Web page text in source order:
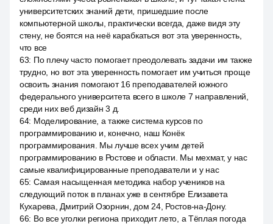
университетских знаний дети, пришедшие после
компьютерной школы, практически всегда, даже видя эту
стену, не боятся на неё карабкаться вот эта уверенность,
что все
63: По плечу часто помогает преодолевать задачи им также
трудно, но вот эта уверенность помогает им учиться проще
освоить знания помогают 16 преподавателей южного
федерального университета всего в школе 7 направлений,
среди них веб дизайн 3 д.
64: Моделирование, а также система курсов по
программированию и, конечно, наш Конёк
программирования. Мы лучше всех учим детей
программированию в Ростове и области. Мы мехмат, у нас
самые квалифицированные преподаватели и у нас
65: Самая насыщенная методика набор учеников на
следующий поток в планах уже в сентябре Елизавета
Кухарева, Дмитрий Озорнин, дом 24, Ростов-на-Дону.
66: Во все уголки региона приходит лето, а Тёплая погода